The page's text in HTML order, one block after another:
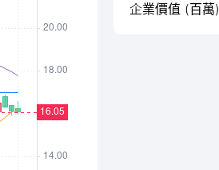
企業價值 (百萬)